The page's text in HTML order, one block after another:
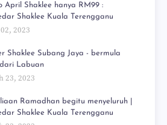
April Shaklee hanya RM99 :
Shaklee Kuala Terengganu
2023
Shaklee Subang Jaya - bermula
Labuan
23, 2023
Ramadhan begitu menyeluruh |
Shaklee Kuala Terengganu